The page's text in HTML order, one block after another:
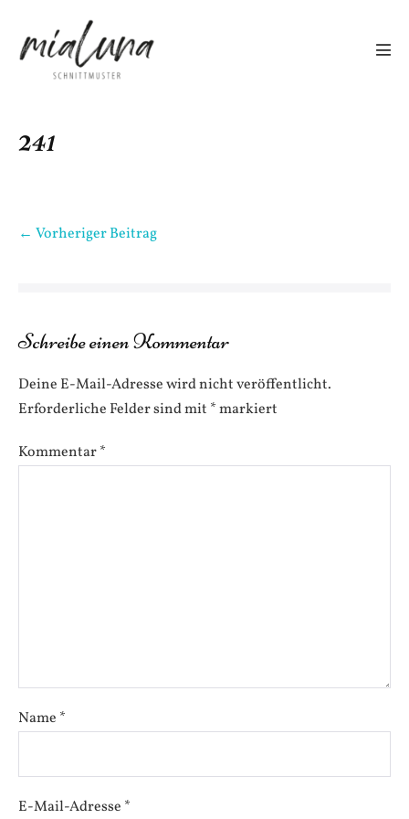
Inhalt
springen
241
Beitragsnavigation
← Vorheriger Beitrag
Schreibe einen Kommentar
Deine E-Mail-Adresse wird nicht veröffentlicht.
Erforderliche Felder sind mit *markiert
Kommentar*
Name *
E-Mail-Adresse *